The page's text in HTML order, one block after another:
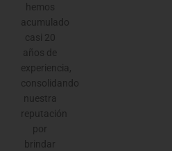
hemos
acumulado
casi 20
años de
experiencia,
consolidando
nuestra
reputación
por
brindar